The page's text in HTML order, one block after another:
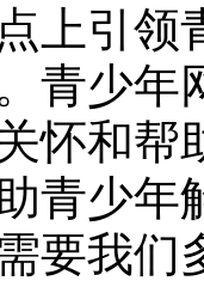
上引领
青少年
怀和帮
青少年
要我们